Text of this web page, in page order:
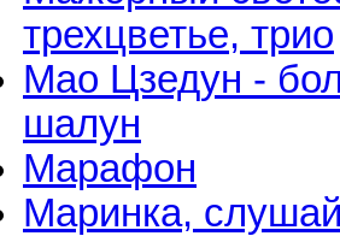
трехцветье, трио
Мао Цзедун -
шалун
Марафон
Маринка,